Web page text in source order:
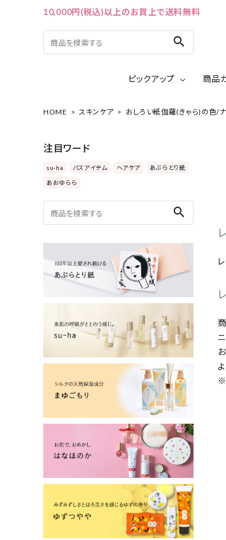
10,000円(税込)以上のお買上で送料無料
search
ピックアップ 商品
ACCOUNT MENU
カテゴリーから探す
よーじやについて
お客さま向け窓口(お問い合わせ)
HOME スキンケア おしろい紙伽羅(きゃら)の色/
注目ワード
su-ha バスアイテム ヘアケア あぶらとり紙
あおゆらら
search
※